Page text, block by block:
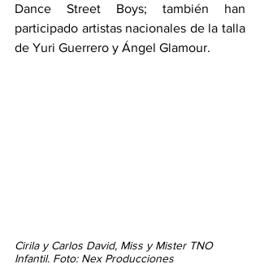
Dance Street Boys; también han
participado artistas nacionales de la talla
de Yuri Guerrero y Ángel Glamour.
Cirila y Carlos David, Miss y Mister TNO
Infantil. Foto: Nex Producciones